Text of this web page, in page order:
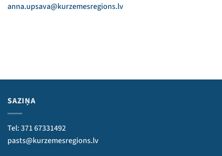
anna.upsava@kurzemesregions.lv
SAZIŅA
Tel: 371 67331492
pasts@kurzemesregions.lv